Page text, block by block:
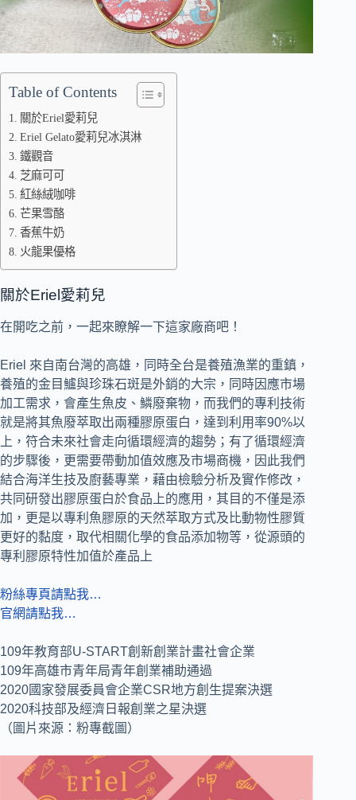
Table of Contents
關於Eriel愛莉兒
Eriel Gelato愛莉兒冰淇淋
鐵觀音
芝麻可可
紅絲絨咖啡
芒果雪酪
香蕉牛奶
火龍果優格
關於Eriel愛莉兒
在開吃之前，一起來瞭解一下這家廠商吧！
Eriel 來自南台灣的高雄，同時全台是養殖漁業的重鎮，
養殖的金目鱸與珍珠石斑是外銷的大宗，同時因應市場
加工需求，會產生魚皮、鱗廢棄物，而我們的專利技術
就是將其魚廢萃取出兩種膠原蛋白，達到利用率90%以
上，符合未來社會走向循環經濟的趨勢；有了循環經濟
的步驟後，更需要帶動加值效應及市場商機，因此我們
結合海洋生技及廚藝專業，藉由檢驗分析及實作修改，
共同研發出膠原蛋白於食品上的應用，其目的不僅是添
加，更是以專利魚膠原的天然萃取方式及比動物性膠質
更好的黏度，取代相關化學的食品添加物等，從源頭的
專利膠原特性加值於產品上
粉絲專頁請點我…
官網請點我…
109年教育部U-START創新創業計畫社會企業
109年高雄市青年局青年創業補助通過
2020國家發展委員會企業CSR地方創生提案決選
2020科技部及經濟日報創業之星決選
（圖片來源：粉專截圖）